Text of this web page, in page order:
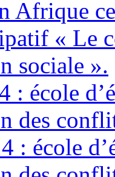
Afrique
« Le
sociale ».
: école
des
: école